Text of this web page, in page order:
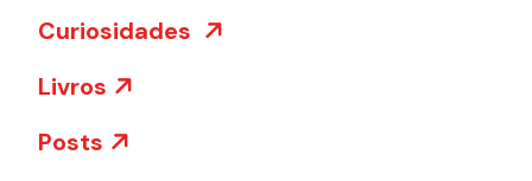
Curiosidades
Livros
Posts